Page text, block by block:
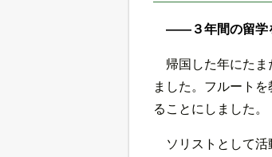
――３年間の留学
帰国した年にた
ました。フルート
ることにしました。
ソリストとして